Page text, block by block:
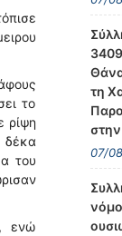
το
ρίψη
δέκα
του
ενώ
τη
07/